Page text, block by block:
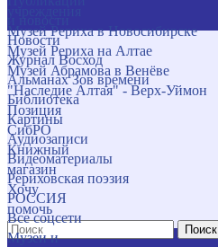
Музей Рериха в Новосибирске
Музей Рериха на Алтае
Музей Абрамова в Венёве
"Наследие Алтая" - Верх-Уймон
Позиция
СибРО
Книжный
магазин
Хочу
помочь
Поиск
Новости
Журнал Восход
Альманах Зов времени
Библиотека
Картины
Аудиозаписи
Видеоматериалы
Рериховская поэзия
РОССИЯ
Все соцсети
Музеи и